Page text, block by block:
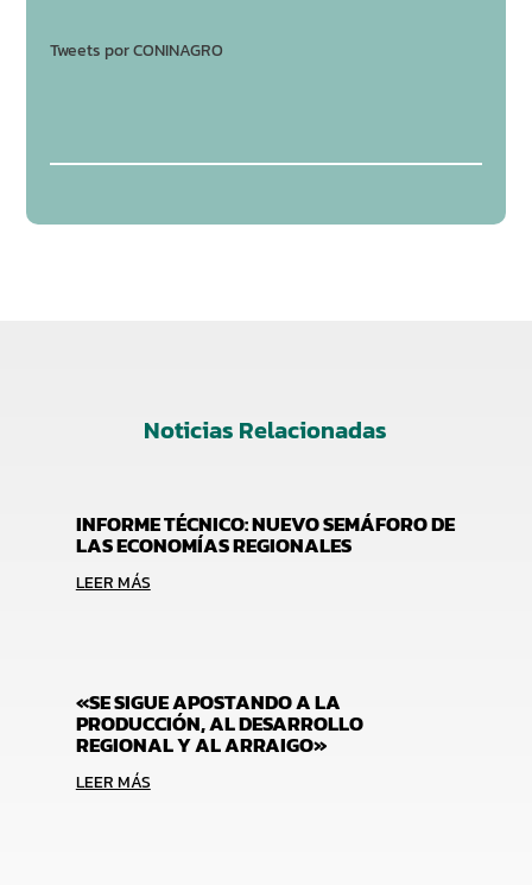
Tweets por CONINAGRO
Noticias Relacionadas
INFORME TÉCNICO: NUEVO SEMÁFORO DE
LAS ECONOMÍAS REGIONALES
LEER MÁS
«SE SIGUE APOSTANDO A LA
PRODUCCIÓN, AL DESARROLLO
REGIONAL Y AL ARRAIGO»
LEER MÁS